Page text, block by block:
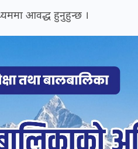
आवद्ध हुनुहुन्छ ।